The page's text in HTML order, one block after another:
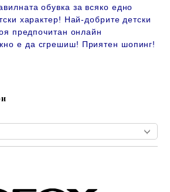
обувка за всяко едно
характер! Най-добрите детски
предпочитан онлайн
е да сгрешиш! Приятен шопинг!